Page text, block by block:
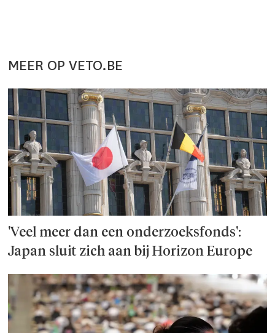
MEER OP VETO.BE
'Veel meer dan een onderzoeks­fonds':
Japan sluit zich aan bij Horizon Europe